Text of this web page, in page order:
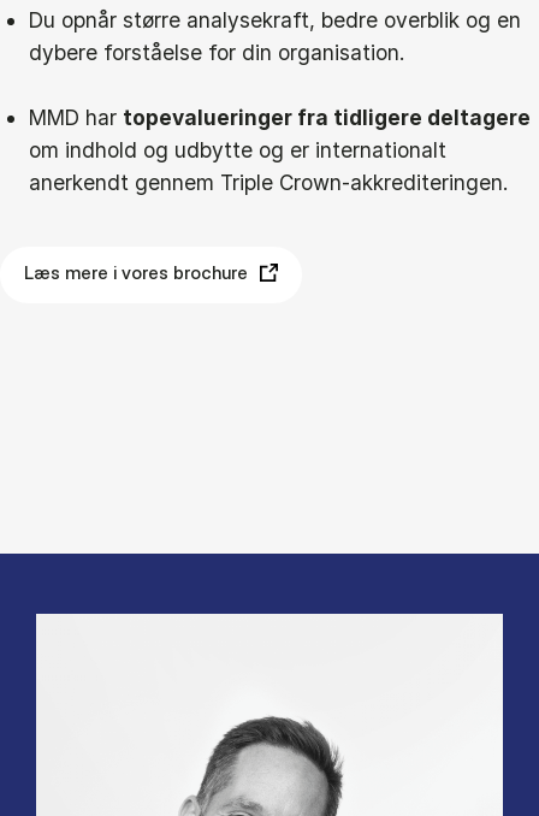
Du opnår større analysekraft, bedre overblik og en
dybere forståelse for din organisation.
MMD har topevalueringer fra tidligere deltagere
om indhold og udbytte og er internationalt
anerkendt gennem Triple Crown-akkrediteringen.
Læs mere i vores brochure